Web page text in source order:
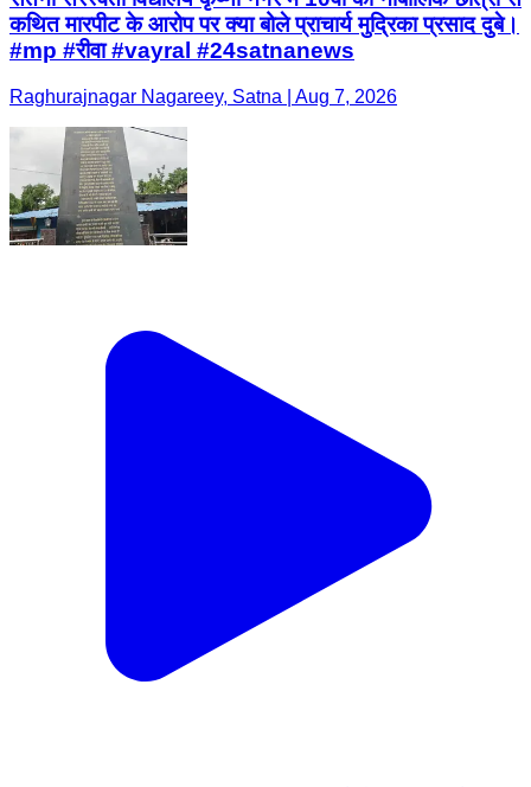
कथित मारपीट के आरोप पर क्या बोले प्राचार्य मुद्रिका प्रसाद दुबे।
#mp #रीवा #vayral #24satnanews
Raghurajnagar Nagareey, Satna | Aug 7, 2026